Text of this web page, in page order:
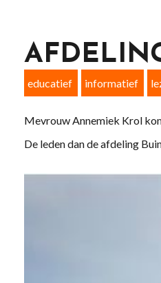
educatief informatief
Mevrouw Annemiek Krol
De leden dan de afdeling